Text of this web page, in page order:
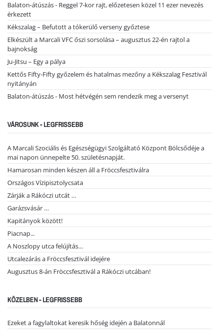
Balaton-átúszás - Reggel 7-kor rajt, előzetesen közel 11 ezer nevezés
érkezett
Kékszalag – Befutott a tókerülő verseny győztese
Elkészült a Marcali VFC őszi sorsolása – augusztus 22-én rajtol a
bajnokság
Ju-Jitsu – Egy a pálya
Kettős Fifty-Fifty győzelem és hatalmas mezőny a Kékszalag Fesztivál
nyitányán
Balaton-átúszás - Most hétvégén sem rendezik meg a versenyt
VÁROSUNK - LEGFRISSEBB
A Marcali Szociális és Egészségügyi Szolgáltató Központ Bölcsődéje a
mai napon ünnepelte 50. születésnapját.
Hamarosan minden készen áll a Fröccsfesztiválra
Országos Vízipisztolycsata
Zárják a Rákóczi utcát …
Garázsvásár …
Kapitányok között!
Piacnap...
A Noszlopy utca felújítás…
Utcalezárás a Fröccsfesztivál idejére
Augusztus 8-án Fröccsfesztivál a Rákóczi utcában!
KÖZELBEN - LEGFRISSEBB
Ezeket a fagylaltokat keresik hőség idején a Balatonnál